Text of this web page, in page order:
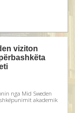
viziton
nga Mid Sweden
akademik